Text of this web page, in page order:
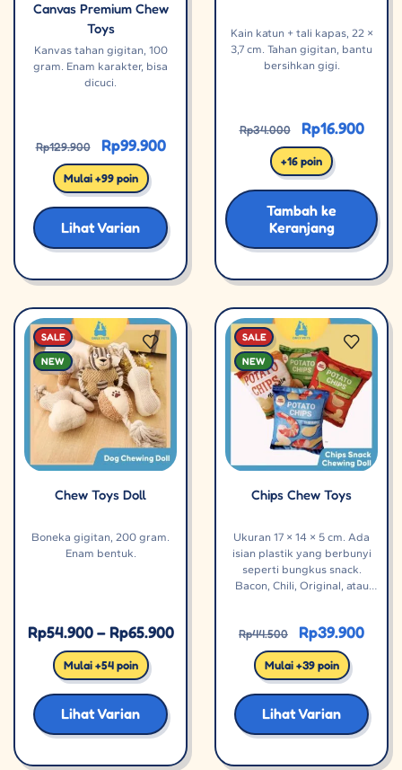
Canvas Premium Chew
Toys
Kanvas tahan gigitan, 100
gram. Enam karakter, bisa
dicuci.
Rp129.900 Rp99.900
Mulai +99 poin
Lihat Varian
Kain katun + tali kapas, 22 ×
3,7 cm. Tahan gigitan, bantu
bersihkan gigi.
Rp34.000 Rp16.900
+16 poin
Tambah ke
Keranjang
SALE
NEW
Chew Toys Doll
Boneka gigitan, 200 gram.
Enam bentuk.
Rp54.900 – Rp65.900
Mulai +54 poin
Lihat Varian
SALE
NEW
Chips Chew Toys
Ukuran 17 × 14 × 5 cm. Ada
isian plastik yang berbunyi
seperti bungkus snack.
Bacon, Chili, Original, atau
Rp44.500 Rp39.900
Mulai +39 poin
Lihat Varian